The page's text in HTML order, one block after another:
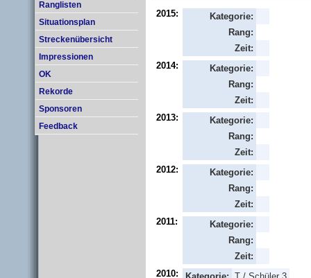
Ranglisten
Situationsplan
Streckenübersicht
Impressionen
OK
Rekorde
Sponsoren
Feedback
2015:
Kategorie:
Rang:
Zeit:
2014:
Kategorie:
Rang:
Zeit:
2013:
Kategorie:
Rang:
Zeit:
2012:
Kategorie:
Rang:
Zeit:
2011:
Kategorie:
Rang:
Zeit:
2010: